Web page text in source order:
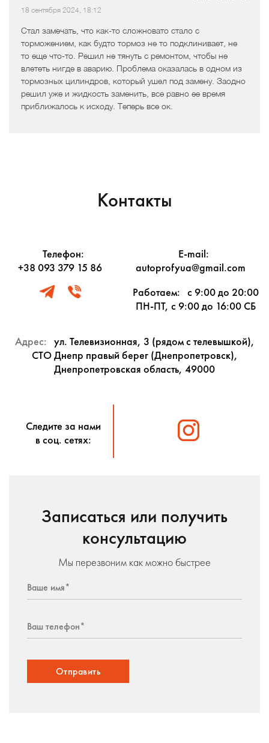
18 сентября 2024, 18:12
Стал замечать, что как-то сложновато стало с
торможением, как будто тормоз не то подклинивает, не
то еще что-то. Решил не тянуть с ремонтом, чтобы не
влететь нигде в аварию. Проблема оказалась в одном из
тормозных цилиндров, который ушел под замену. Заодно
решил уже и жидкость заменить, все равно ее время
приближалось к исходу. Теперь все ок.
Контакты
Телефон:
+38 093 379 15 86
E-mail:
autoprofyua@gmail.com
Работаем: с 9:00 до 20:00
ПН-ПТ, с 9:00 до 16:00 СБ
Адрес: ул. Телевизионная, 3 (рядом с телевышкой),
СТО Днепр правый берег (Днепропетровск),
Днепропетровская область, 49000
Следите за нами
в соц. сетях:
Записаться или получить
консультацию
Мы перезвоним как можно быстрее
Отправить